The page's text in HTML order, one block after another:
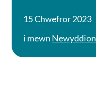
15 Chwefror 2023
i mewn Newyddion